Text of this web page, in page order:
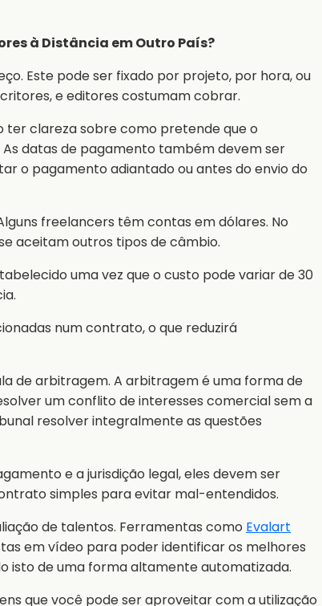
à Distância em Outro País?
Este pode ser fixado por projeto, por hora, ou
e editores costumam cobrar.
clareza sobre como pretende que o
datas de pagamento também devem ser
o pagamento adiantado ou antes do envio do
freelancers têm contas em dólares. No
aceitam outros tipos de câmbio.
uma vez que o custo pode variar de 30
num contrato, o que reduzirá
de arbitragem. A arbitragem é uma forma de
um conflito de interesses comercial sem a
resolver integralmente as questões
e a jurisdição legal, eles devem ser
simples para evitar mal-entendidos.
de talentos. Ferramentas como Evalart
em vídeo para poder identificar os melhores
isto de uma forma altamente automatizada.
que você pode ser aproveitar com a utilização